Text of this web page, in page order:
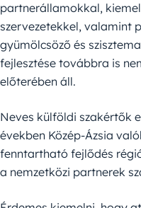
partnerállamokkal,
szervezetekkel, valamint
gyümölcsöző és
fejlesztése továbbra is
előterében áll.
Neves külföldi szakértők
években Közép-Ázsia
fenntartható fejlődés
a nemzetközi partnerek